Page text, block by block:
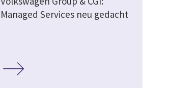
Managed Services neu gedacht